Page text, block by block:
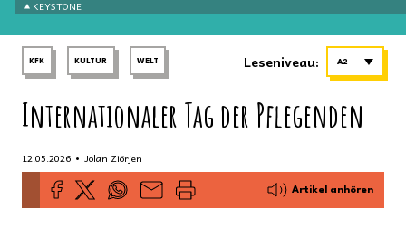
KEYSTONE
KFK KULTUR WELT Leseniveau: A2
Internationaler Tag der Pflegenden
12.05.2026 • Jolan Ziörjen
Artikel anhören